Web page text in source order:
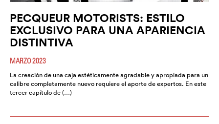
PECQUEUR MOTORISTS: ESTILO
EXCLUSIVO PARA UNA APARIENCIA
DISTINTIVA
MARZO 2023
La creación de una caja estéticamente agradable y apropiada para un
calibre completamente nuevo requiere el aporte de expertos. En este
tercer capítulo de (…)